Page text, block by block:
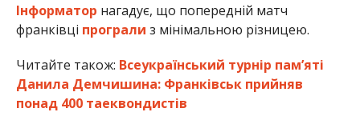
Інформатор нагадує, що попередній матч
франківці програли з мінімальною різницею.
Читайте також: Всеукраїнський турнір пам’яті
Данила Демчишина: Франківськ прийняв
понад 400 таеквондистів